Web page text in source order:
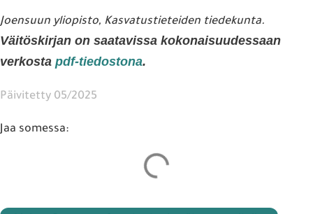
Joensuun yliopisto, Kasvatustieteiden tiedekunta.
Väitöskirjan on saatavissa kokonaisuudessaan
verkosta pdf-tiedostona.
Päivitetty 05/2025
Jaa somessa: